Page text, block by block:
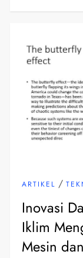
ARTIKEL /
Inovasi
Iklim
Mesin